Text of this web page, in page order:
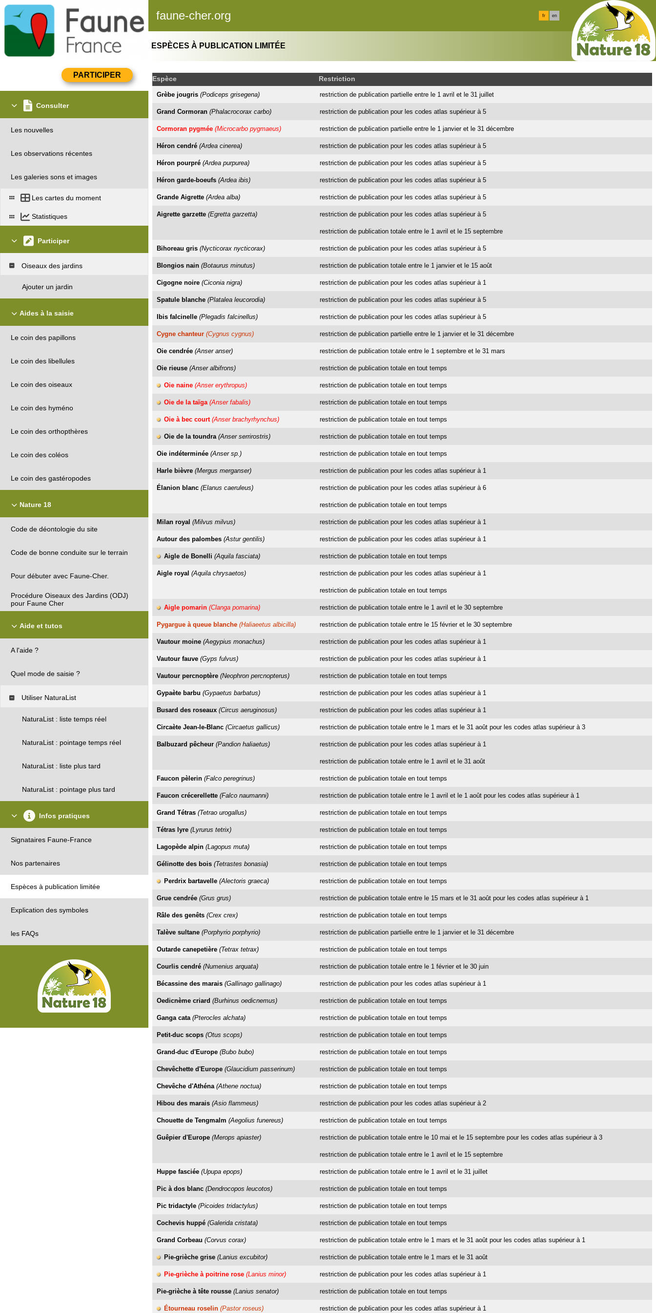
faune-cher.org fr en
Consulter
Les nouvelles
Les observations récentes
Les galeries sons et images
Les cartes du moment
Statistiques
Participer
Oiseaux des jardins
Ajouter un jardin
Aides à la saisie
Le coin des papillons
Le coin des libellules
Le coin des oiseaux
Le coin des hyméno
Le coin des orthopthères
Le coin des coléos
Le coin des gastéropodes
Nature 18
Code de déontologie du site
Code de bonne conduite sur le terrain
Pour débuter avec Faune-Cher.
Procédure Oiseaux des Jardins (ODJ)
pour Faune Cher
Aide et tutos
A l'aide ?
Quel mode de saisie ?
Utiliser NaturaList
NaturaList : liste temps réel
NaturaList : pointage temps réel
NaturaList : liste plus tard
NaturaList : pointage plus tard
Infos pratiques
Signataires Faune-France
Nos partenaires
Espèces à publication limitée
Explication des symboles
les FAQs
ESPÈCES À PUBLICATION LIMITÉE
Espèce Restriction
Grèbe jougris (Podiceps grisegena) restriction de publication partielle entre le 1 avril et le 31 juillet
Grand Cormoran (Phalacrocorax carbo) restriction de publication pour les codes atlas supérieur à 5
Cormoran pygmée (Microcarbo pygmaeus) restriction de publication partielle entre le 1 janvier et le 31 décembre
Héron cendré (Ardea cinerea) restriction de publication pour les codes atlas supérieur à 5
Héron pourpré (Ardea purpurea) restriction de publication pour les codes atlas supérieur à 5
Héron garde-boeufs (Ardea ibis) restriction de publication pour les codes atlas supérieur à 5
Grande Aigrette (Ardea alba) restriction de publication pour les codes atlas supérieur à 5
Aigrette garzette (Egretta garzetta) restriction de publication pour les codes atlas supérieur à 5
restriction de publication totale entre le 1 avril et le 15 septembre
Bihoreau gris (Nycticorax nycticorax) restriction de publication pour les codes atlas supérieur à 5
Blongios nain (Botaurus minutus) restriction de publication totale entre le 1 janvier et le 15 août
Cigogne noire (Ciconia nigra) restriction de publication pour les codes atlas supérieur à 1
Spatule blanche (Platalea leucorodia) restriction de publication pour les codes atlas supérieur à 5
Ibis falcinelle (Plegadis falcinellus) restriction de publication pour les codes atlas supérieur à 5
Cygne chanteur (Cygnus cygnus) restriction de publication partielle entre le 1 janvier et le 31 décembre
Oie cendrée (Anser anser) restriction de publication totale entre le 1 septembre et le 31 mars
Oie rieuse (Anser albifrons) restriction de publication totale en tout temps
Oie naine (Anser erythropus) restriction de publication totale en tout temps
Oie de la taïga (Anser fabalis) restriction de publication totale en tout temps
Oie à bec court (Anser brachyrhynchus) restriction de publication totale en tout temps
Oie de la toundra (Anser serrirostris) restriction de publication totale en tout temps
Oie indéterminée (Anser sp.) restriction de publication totale en tout temps
Harle bièvre (Mergus merganser) restriction de publication pour les codes atlas supérieur à 1
Élanion blanc (Elanus caeruleus) restriction de publication pour les codes atlas supérieur à 6
restriction de publication totale en tout temps
Milan royal (Milvus milvus) restriction de publication pour les codes atlas supérieur à 1
Autour des palombes (Astur gentilis) restriction de publication pour les codes atlas supérieur à 1
Aigle de Bonelli (Aquila fasciata) restriction de publication totale en tout temps
Aigle royal (Aquila chrysaetos) restriction de publication pour les codes atlas supérieur à 1
restriction de publication totale en tout temps
Aigle pomarin (Clanga pomarina) restriction de publication totale entre le 1 avril et le 30 septembre
Pygargue à queue blanche (Haliaeetus albicilla) restriction de publication totale entre le 15 février et le 30 septembre
Vautour moine (Aegypius monachus) restriction de publication pour les codes atlas supérieur à 1
Vautour fauve (Gyps fulvus) restriction de publication pour les codes atlas supérieur à 1
Vautour percnoptère (Neophron percnopterus) restriction de publication totale en tout temps
Gypaète barbu (Gypaetus barbatus) restriction de publication pour les codes atlas supérieur à 1
Busard des roseaux (Circus aeruginosus) restriction de publication pour les codes atlas supérieur à 1
Circaète Jean-le-Blanc (Circaetus gallicus) restriction de publication totale entre le 1 mars et le 31 août pour les codes atlas supérieur à 3
Balbuzard pêcheur (Pandion haliaetus) restriction de publication pour les codes atlas supérieur à 1
restriction de publication totale entre le 1 avril et le 31 août
Faucon pèlerin (Falco peregrinus) restriction de publication totale en tout temps
Faucon crécerellette (Falco naumanni) restriction de publication totale entre le 1 avril et le 1 août pour les codes atlas supérieur à 1
Grand Tétras (Tetrao urogallus) restriction de publication totale en tout temps
Tétras lyre (Lyrurus tetrix) restriction de publication totale en tout temps
Lagopède alpin (Lagopus muta) restriction de publication totale en tout temps
Gélinotte des bois (Tetrastes bonasia) restriction de publication totale en tout temps
Perdrix bartavelle (Alectoris graeca) restriction de publication totale en tout temps
Grue cendrée (Grus grus) restriction de publication totale entre le 15 mars et le 31 août pour les codes atlas supérieur à 1
Râle des genêts (Crex crex) restriction de publication totale en tout temps
Talève sultane (Porphyrio porphyrio) restriction de publication partielle entre le 1 janvier et le 31 décembre
Outarde canepetière (Tetrax tetrax) restriction de publication totale en tout temps
Courlis cendré (Numenius arquata) restriction de publication totale entre le 1 février et le 30 juin
Bécassine des marais (Gallinago gallinago) restriction de publication pour les codes atlas supérieur à 1
Oedicnème criard (Burhinus oedicnemus) restriction de publication totale en tout temps
Ganga cata (Pterocles alchata) restriction de publication totale en tout temps
Petit-duc scops (Otus scops) restriction de publication totale en tout temps
Grand-duc d'Europe (Bubo bubo) restriction de publication totale en tout temps
Chevêchette d'Europe (Glaucidium passerinum) restriction de publication totale en tout temps
Chevêche d'Athéna (Athene noctua) restriction de publication totale en tout temps
Hibou des marais (Asio flammeus) restriction de publication pour les codes atlas supérieur à 2
Chouette de Tengmalm (Aegolius funereus) restriction de publication totale en tout temps
Guêpier d'Europe (Merops apiaster) restriction de publication totale entre le 10 mai et le 15 septembre pour les codes atlas supérieur à 3
restriction de publication totale entre le 1 avril et le 15 septembre
Huppe fasciée (Upupa epops) restriction de publication totale entre le 1 avril et le 31 juillet
Pic à dos blanc (Dendrocopos leucotos) restriction de publication totale en tout temps
Pic tridactyle (Picoides tridactylus) restriction de publication totale en tout temps
Cochevis huppé (Galerida cristata) restriction de publication totale en tout temps
Grand Corbeau (Corvus corax) restriction de publication totale entre le 1 mars et le 31 août pour les codes atlas supérieur à 1
Pie-grièche grise (Lanius excubitor) restriction de publication totale entre le 1 mars et le 31 août
Pie-grièche à poitrine rose (Lanius minor) restriction de publication pour les codes atlas supérieur à 1
Pie-grièche à tête rousse (Lanius senator) restriction de publication totale en tout temps
Étourneau roselin (Pastor roseus) restriction de publication pour les codes atlas supérieur à 1